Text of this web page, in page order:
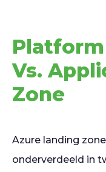
Vs.
Zone
Azure landing
onderverdeeld in